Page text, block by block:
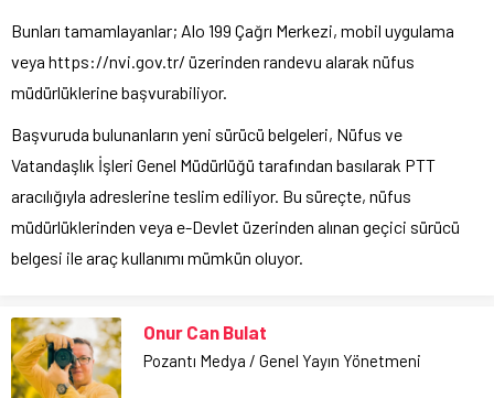
Bunları tamamlayanlar; Alo 199 Çağrı Merkezi, mobil uygulama
veya https://nvi.gov.tr/ üzerinden randevu alarak nüfus
müdürlüklerine başvurabiliyor.
Başvuruda bulunanların yeni sürücü belgeleri, Nüfus ve
Vatandaşlık İşleri Genel Müdürlüğü tarafından basılarak PTT
aracılığıyla adreslerine teslim ediliyor. Bu süreçte, nüfus
müdürlüklerinden veya e-Devlet üzerinden alınan geçici sürücü
belgesi ile araç kullanımı mümkün oluyor.
Onur Can Bulat
Pozantı Medya / Genel Yayın Yönetmeni